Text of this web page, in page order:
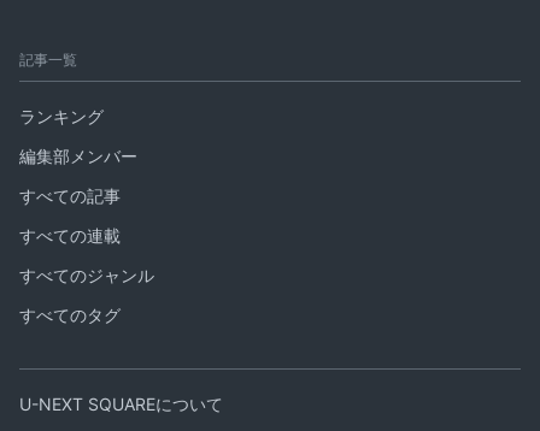
記事一覧
ランキング
編集部メンバー
すべての記事
すべての連載
すべてのジャンル
すべてのタグ
U-NEXT SQUAREについて